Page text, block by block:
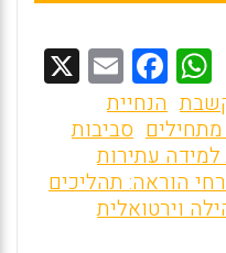
W
h
at
s
A
F
a
ce
b
o
E
m
ai
l
הנחיית
סביבות
למידה עתירות
הוראה: תהליכים
וירטואלית